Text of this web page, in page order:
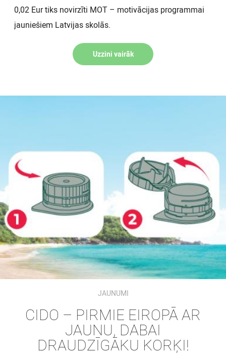
0,02 Eur tiks novirzīti MOT – motivācijas programmai
jauniešiem Latvijas skolās.
Uzzini vairāk
JAUNUMI
CIDO – PIRMIE EIROPĀ AR
JAUNU, DABAI
DRAUDZĪGĀKU KORĶI!